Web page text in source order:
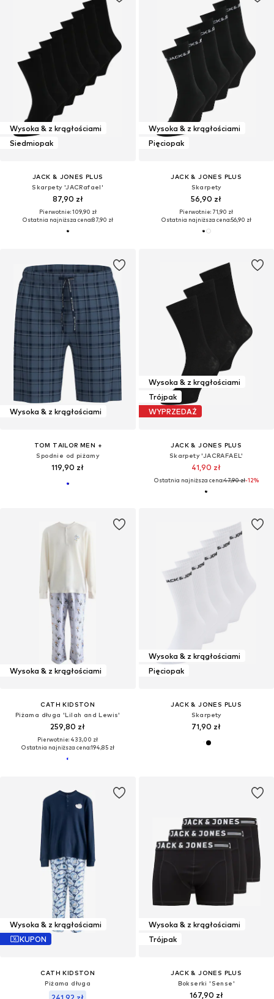
Wysoka & z krągłościami
Siedmiopak
JACK & JONES PLUS
Skarpety 'JACRafael'
87,90 zł
Pierwotnie: 109,90 zł
Ostatnia najniższa cena:87,90 zł
Wysoka & z krągłościami
Pięciopak
JACK & JONES PLUS
Skarpety
56,90 zł
Pierwotnie: 71,90 zł
Ostatnia najniższa cena:56,90 zł
Wysoka & z krągłościami
TOM TAILOR MEN +
Spodnie od piżamy
119,90 zł
Wysoka & z krągłościami
Trójpak
WYPRZEDAŻ
JACK & JONES PLUS
Skarpety 'JACRAFAEL'
41,90 zł
Ostatnia najniższa cena:47,90 zł-12%
Wysoka & z krągłościami
CATH KIDSTON
Piżama długa 'Lilah and Lewis'
259,80 zł
Pierwotnie: 433,00 zł
Ostatnia najniższa cena:194,85 zł
Wysoka & z krągłościami
Pięciopak
JACK & JONES PLUS
Skarpety
71,90 zł
Wysoka & z krągłościami
KUPON
CATH KIDSTON
Piżama długa
Wysoka & z krągłościami
Trójpak
JACK & JONES PLUS
Bokserki 'Sense'
167,90 zł